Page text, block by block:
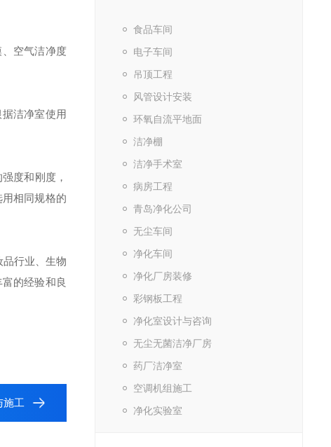
食品车间
电子车间
吊顶工程
风管设计安装
环氧自流平地面
洁净棚
洁净手术室
病房工程
青岛净化公司
无尘车间
净化车间
净化厂房装修
彩钢板工程
净化室设计与咨询
无尘无菌洁净厂房
药厂洁净室
空调机组施工
净化实验室
空气洁净度
洁净室使用
度和刚度，
相同规格的
品行业、生物
的经验和良
施工